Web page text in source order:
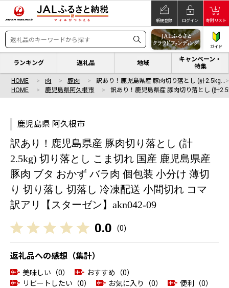
新規登録 ログイン 寄附リスト
ガイド
ランキング 返礼品 地域
キャンペーン・
特集
HOME 肉 豚肉
訳あり！鹿児島県産 豚肉切り落とし (計2.5kg…
HOME
鹿児島県阿久根市 訳あり！鹿児島県産 豚肉切り落とし (計
鹿児島県 阿久根市
訳あり！鹿児島県産 豚肉切り落とし (計
2.5kg) 切り落とし こま切れ 国産 鹿児島県産
豚肉 ブタ おかず バラ肉 個包装 小分け 薄切
り 切り落し 切落し 冷凍配送 小間切れ コマ
訳アリ【スターゼン】akn042-09
0.0 (0)
返礼品への感想（集計）
美味しい（0）
おすすめ（0）
リピートしたい（0）
お気に入り（0）
便利（0）